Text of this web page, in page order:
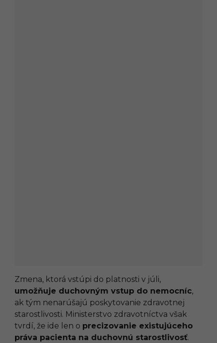
Zmena, ktorá vstúpi do platnosti v júli,
umožňuje duchovným vstup do nemocníc,
ak tým nenarúšajú poskytovanie zdravotnej
starostlivosti. Ministerstvo zdravotníctva však
tvrdí, že ide len o precizovanie existujúceho
práva pacienta na duchovnú starostlivosť.